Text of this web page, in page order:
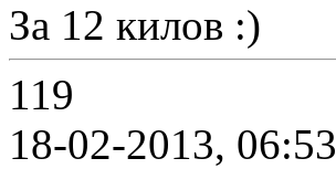
За 12 килов :)
119
18-02-2013, 06:53